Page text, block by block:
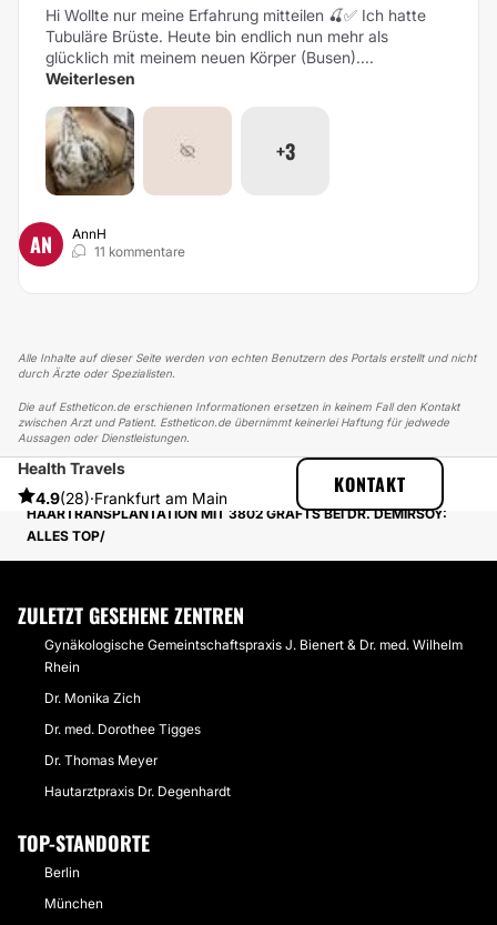
Hi Wollte nur meine Erfahrung mitteilen 🍒✅ Ich hatte
Tubuläre Brüste. Heute bin endlich nun mehr als
glücklich mit meinem neuen Körper (Busen)....
Weiterlesen
+3
AN
AnnH
11 kommentare
Alle Inhalte auf dieser Seite werden von echten Benutzern des Portals erstellt und nicht
durch Ärzte oder Spezialisten.
Die auf Estheticon.de erschienen Informationen ersetzen in keinem Fall den Kontakt
zwischen Arzt und Patient. Estheticon.de übernimmt keinerlei Haftung für jedwede
Aussagen oder Dienstleistungen.
Health Travels
4.9(28)·Frankfurt am Main
KONTAKT
ESTHETICON
ERFAHRUNGSBERICHTE
ERFAHRUNGSBERICHTE ÜBER HAARTRANSPLANTATION
HAARTRANSPLANTATION MIT 3802 GRAFTS BEI DR. DEMIRSOY:
ALLES TOP
ZULETZT GESEHENE ZENTREN
Gynäkologische Gemeintschaftspraxis J. Bienert & Dr. med. Wilhelm
Rhein
Dr. Monika Zich
Dr. med. Dorothee Tigges
Dr. Thomas Meyer
Hautarztpraxis Dr. Degenhardt
TOP-STANDORTE
Berlin
München